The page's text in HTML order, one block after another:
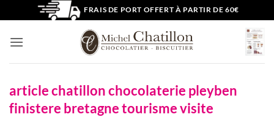
au
contenu
FRAIS DE PORT OFFERT À PARTIR DE 60€
article chatillon chocolaterie pleyben
finistere bretagne tourisme visite